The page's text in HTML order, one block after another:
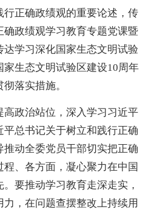
行正确政绩观的重要论述，传
政绩观学习教育专题党课暨
学习深化国家生态文明试验
家生态文明试验区建设10周年
落实措施。
政治站位，深入学习习近平
总书记关于树立和践行正确
动全委党员干部切实把正确
、各方面，凝心聚力在中国
要推动学习教育走深走实，
，在问题查摆整改上持续用